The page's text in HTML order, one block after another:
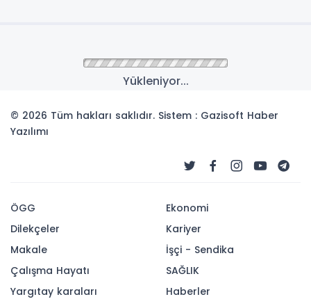
Yükleniyor...
© 2026 Tüm hakları saklıdır. Sistem : Gazisoft Haber
Yazılımı
ÖGG
Dilekçeler
Makale
Çalışma Hayatı
Yargıtay karaları
Ekonomi
Kariyer
İşçi - Sendika
SAĞLIK
Haberler